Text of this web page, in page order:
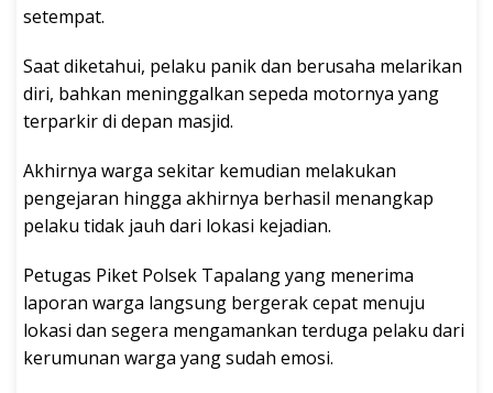
setempat.
Saat diketahui, pelaku panik dan berusaha melarikan
diri, bahkan meninggalkan sepeda motornya yang
terparkir di depan masjid.
Akhirnya warga sekitar kemudian melakukan
pengejaran hingga akhirnya berhasil menangkap
pelaku tidak jauh dari lokasi kejadian.
Petugas Piket Polsek Tapalang yang menerima
laporan warga langsung bergerak cepat menuju
lokasi dan segera mengamankan terduga pelaku dari
kerumunan warga yang sudah emosi.